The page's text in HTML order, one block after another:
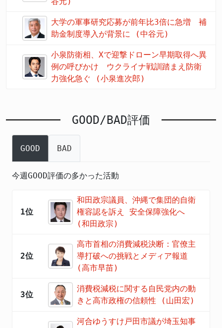
大学の軍事研究応募が前年比3倍に急増 補
助金制度導入が背景に (中谷元)
小泉防衛相、Xで迎撃ドローン早期取得へ異
例の呼びかけ ウクライナ戦訓踏まえ防衛
力強化急ぐ (小泉進次郎)
GOOD/BAD評価
GOOD BAD
今週GOOD評価の多かった活動
1位
和田政宗議員、沖縄で集団的自衛
権容認を訴え 安全保障強化へ
(和田政宗)
2位
高市首相の消費減税決断：官僚主
導打破への挑戦とメディア報道
(高市早苗)
3位
消費税減税に関する自民党内の動
きと高市政権の信頼性 (山田宏)
河合ゆうすけ戸田市議が埼玉知事